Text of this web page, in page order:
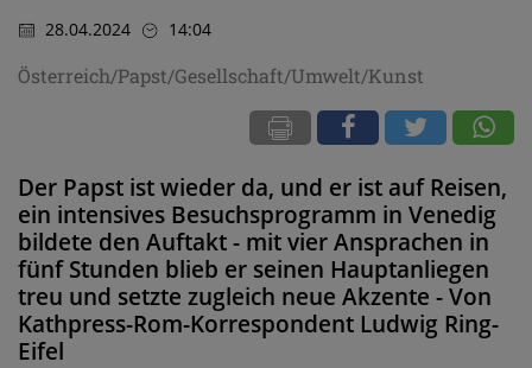
28.04.2024 14:04
Österreich/Papst/Gesellschaft/Umwelt/Kunst
Der Papst ist wieder da, und er ist auf Reisen,
ein intensives Besuchsprogramm in Venedig
bildete den Auftakt - mit vier Ansprachen in
fünf Stunden blieb er seinen Hauptanliegen
treu und setzte zugleich neue Akzente - Von
Kathpress-Rom-Korrespondent Ludwig Ring-
Eifel